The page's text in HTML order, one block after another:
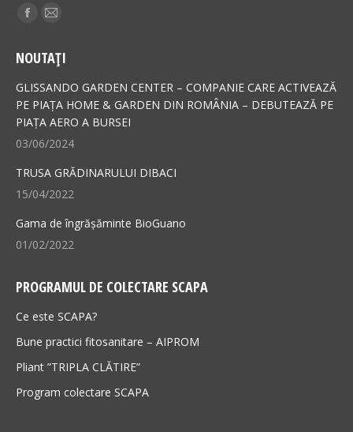
Find us on:
Facebook
opens
in
new
window
Mail
opens
in
new
window
NOUTAȚI
GLISSANDO GARDEN CENTER – COMPANIE CARE ACTIVEAZĂ
PE PIAȚA HOME & GARDEN DIN ROMÂNIA – DEBUTEAZĂ PE
PIAȚA AERO A BURSEI
03/06/2024
TRUSA GRĂDINARULUI DIBACI
15/04/2022
Gama de îngrășăminte BioGuano
01/02/2022
PROGRAMUL DE COLECTARE SCAPA
Ce este SCAPA?
Bune practici fitosanitare – AIPROM
Pliant ”TRIPLA CLĂTIRE”
Program colectare SCAPA